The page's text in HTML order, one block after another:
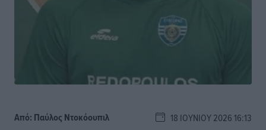
Από: Παύλος Nτοκόουπιλ 18 ΙΟΥΝΊΟΥ 2026 16:13